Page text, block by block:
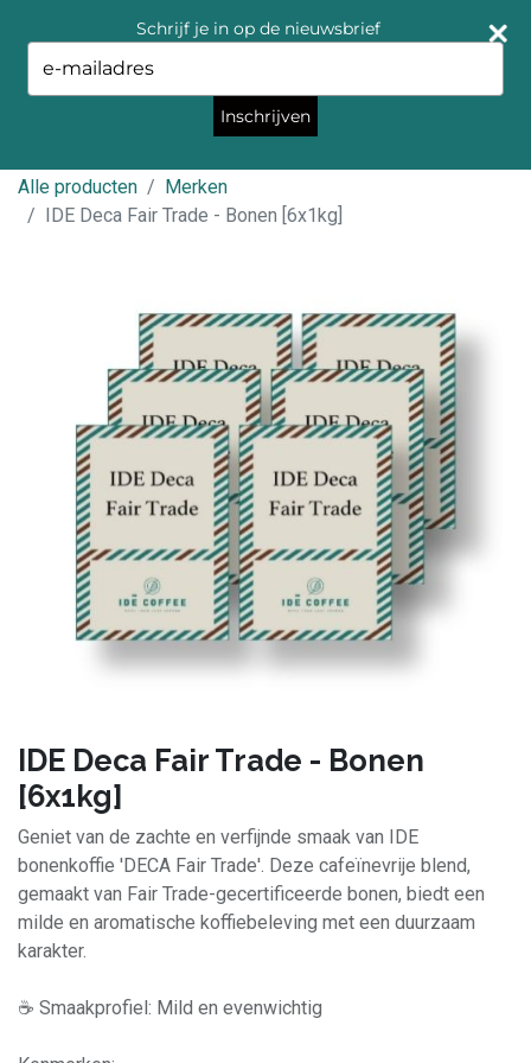
Alle producten
Merken
IDE Deca Fair Trade - Bonen [6x1kg]
IDE Deca Fair Trade - Bonen
[6x1kg]
Geniet van de zachte en verfijnde smaak van IDE
bonenkoffie 'DECA Fair Trade'. Deze cafeïnevrije blend,
gemaakt van Fair Trade-gecertificeerde bonen, biedt een
milde en aromatische koffiebeleving met een duurzaam
karakter.
☕ Smaakprofiel: Mild en evenwichtig
Schrijf je in op de nieuwsbrief
your
email
Inschrijven